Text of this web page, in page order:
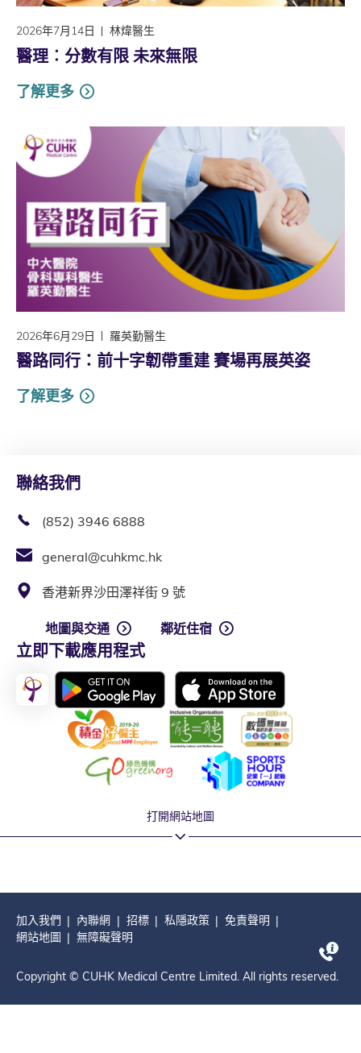
2026年7月14日 林煒醫生
醫理︰分數有限 未來無限
了解更多
2026年6月29日 羅英勤醫生
醫路同行：前十字韌帶重建 賽場再展英姿
了解更多
聯絡我們
(852) 3946 6888
general@cuhkmc.hk
香港新界沙田澤祥街 9 號
地圖與交通 鄰近住宿
立即下載應用程式
打開網站地圖
加入我們 內聯網 招標 私隱政策
免責聲明
網站地圖
無障礙聲明
Copyright © CUHK Medical Centre Limited. All rights reserved.